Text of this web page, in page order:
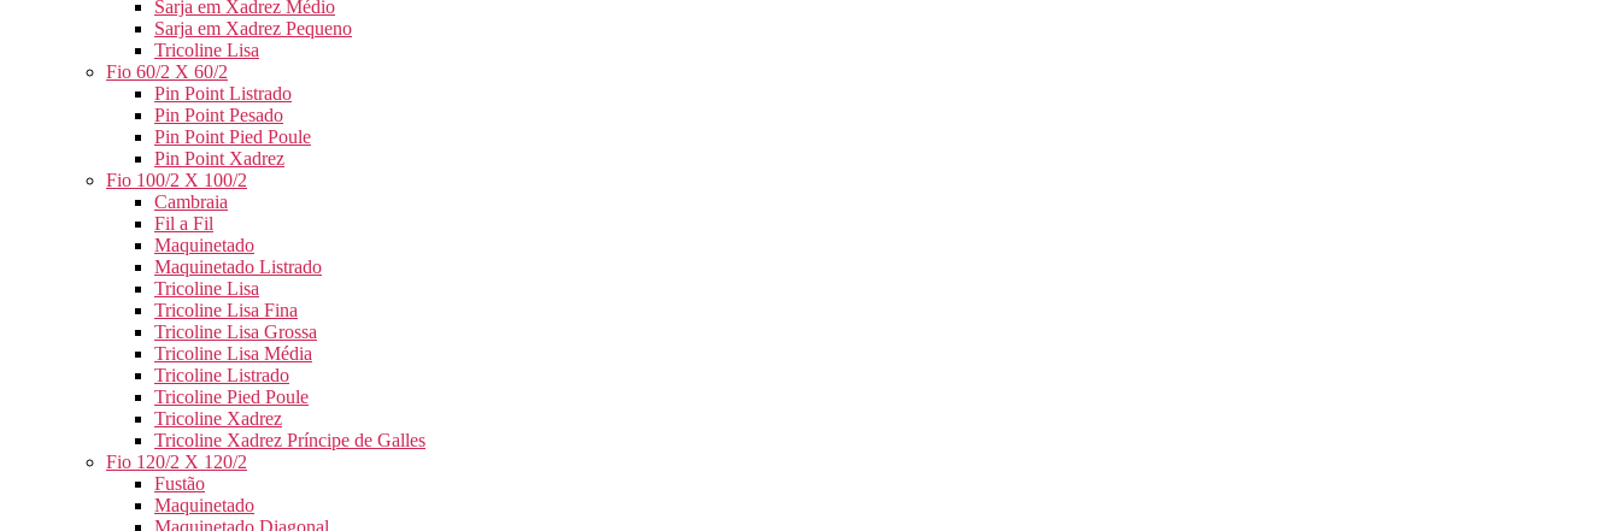
Sarja em Xadrez Médio
Sarja em Xadrez Pequeno
Tricoline Lisa
Fio 60/2 X 60/2
Pin Point Listrado
Pin Point Pesado
Pin Point Pied Poule
Pin Point Xadrez
Fio 100/2 X 100/2
Cambraia
Fil a Fil
Maquinetado
Maquinetado Listrado
Tricoline Lisa
Tricoline Lisa Fina
Tricoline Lisa Grossa
Tricoline Lisa Média
Tricoline Listrado
Tricoline Pied Poule
Tricoline Xadrez
Tricoline Xadrez Príncipe de Galles
Fio 120/2 X 120/2
Fustão
Maquinetado
Maquinetado Diagonal